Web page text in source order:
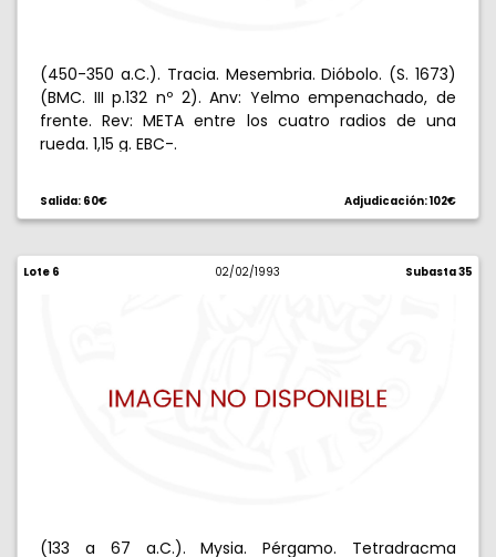
(450-350 a.C.). Tracia. Mesembria. Dióbolo. (S. 1673)
(BMC. III p.132 nº 2). Anv: Yelmo empenachado, de
frente. Rev: META entre los cuatro radios de una
rueda. 1,15 g. EBC-.
Salida: 60€ Adjudicación: 102€
Lote 6 02/02/1993 Subasta 35
(133 a 67 a.C.). Mysia. Pérgamo. Tetradracma